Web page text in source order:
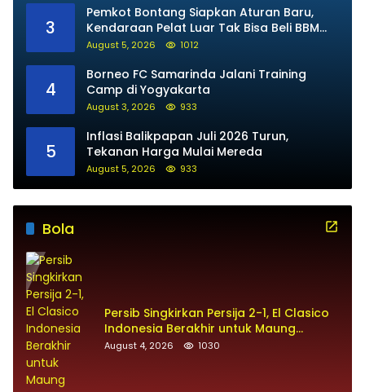
3
Pemkot Bontang Siapkan Aturan Baru,
Kendaraan Pelat Luar Tak Bisa Beli BBM
Subsidi
August 5, 2026 1012
4
Borneo FC Samarinda Jalani Training
Camp di Yogyakarta
August 3, 2026 933
5
Inflasi Balikpapan Juli 2026 Turun,
Tekanan Harga Mulai Mereda
August 5, 2026 933
Bola
Persib Singkirkan Persija 2-1, El Clasico
Indonesia Berakhir untuk Maung
Bandung
August 4, 2026 1030